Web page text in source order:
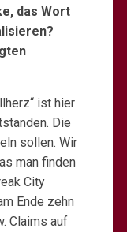
das Wort
ist hier
Die
sollen. Wir
man finden
City
Ende zehn
Claims auf